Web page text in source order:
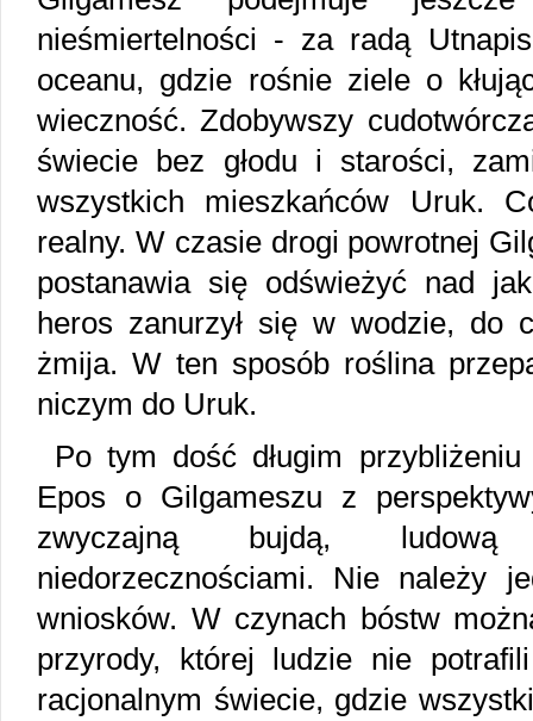
nieśmiertelności - za radą
oceanu, gdzie rośnie ziele o
wieczność. Zdobywszy
świecie bez głodu i starości,
wszystkich mieszkańców Uruk.
realny. W czasie drogi powrotnej
postanawia się odświeżyć nad
heros zanurzył się w wodzie, do
żmija. W ten sposób roślina
niczym do Uruk.
Po tym dość długim
Epos o Gilgameszu z
zwyczajną bujdą, ludową
niedorzecznościami. Nie należy
wniosków. W czynach bóstw
przyrody, której ludzie nie
racjonalnym świecie, gdzie